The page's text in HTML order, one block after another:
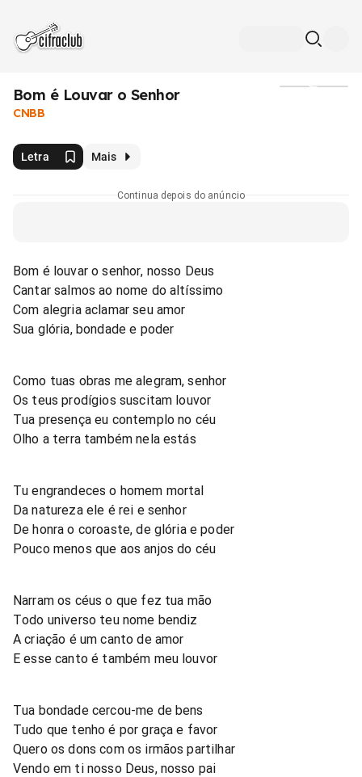
Bom é Louvar o Senhor
CNBB
Letra Mais
Continua depois do anúncio
Bom é louvar o senhor, nosso Deus
Cantar salmos ao nome do altíssimo
Com alegria aclamar seu amor
Sua glória, bondade e poder
Como tuas obras me alegram, senhor
Os teus prodígios suscitam louvor
Tua presença eu contemplo no céu
Olho a terra também nela estás
Tu engrandeces o homem mortal
Da natureza ele é rei e senhor
De honra o coroaste, de glória e poder
Pouco menos que aos anjos do céu
Narram os céus o que fez tua mão
Todo universo teu nome bendiz
A criação é um canto de amor
E esse canto é também meu louvor
Tua bondade cercou-me de bens
Tudo que tenho é por graça e favor
Quero os dons com os irmãos partilhar
Vendo em ti nosso Deus, nosso pai